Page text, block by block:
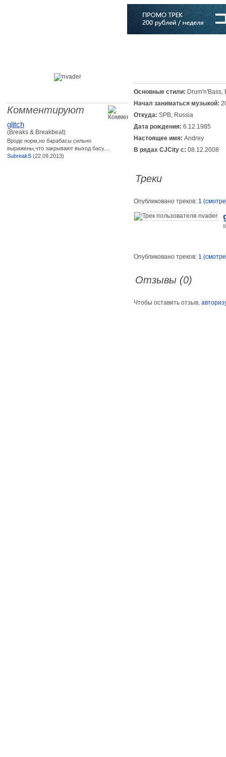
Комментируют
glitch
(Breaks & Breakbeat)
Вроде норм,но барабасы сильно
выражены,что закрывают выход басу....
SubreakS (22.09.2013)
Основные стили: Drum'n'Bass,
Начал заниматься музыкой:
Откуда: SPB, Russia
Дата рождения: 6.12.1985
Настоящее имя: Andrey
В рядах CJCity с: 08.12.2008
Треки
Опубликовано треков: 1
Опубликовано треков: 1
Отзывы (0)
Чтобы оставить отзыв,